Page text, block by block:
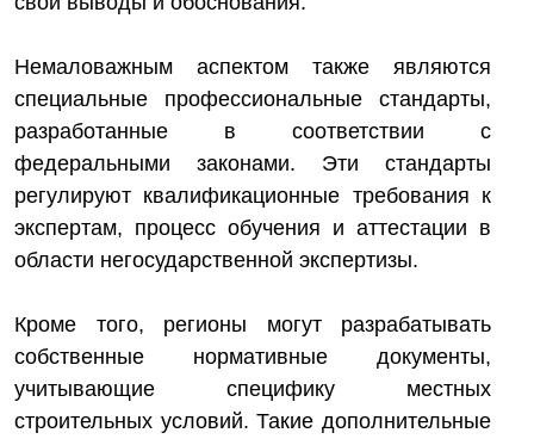
Немаловажным аспектом также являются
специальные профессиональные стандарты,
разработанные в соответствии с
федеральными законами. Эти стандарты
регулируют квалификационные требования к
экспертам, процесс обучения и аттестации в
области негосударственной экспертизы.
Кроме того, регионы могут разрабатывать
собственные нормативные документы,
учитывающие специфику местных
строительных условий. Такие дополнительные